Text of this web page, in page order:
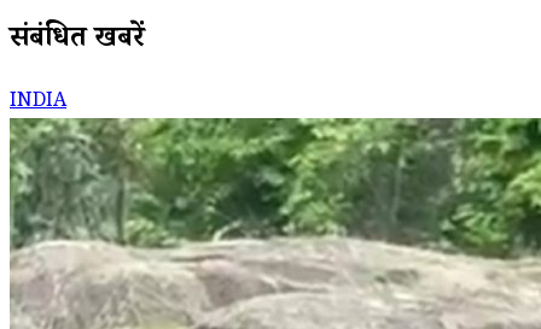
संबंधित खबरें
INDIA